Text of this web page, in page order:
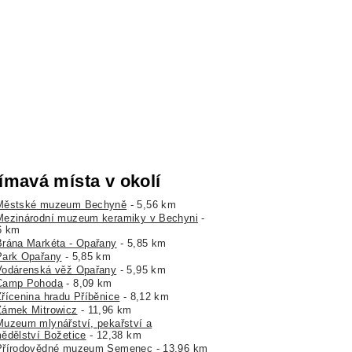
místa v okolí
muzeum Bechyně - 5,56 km
muzeum keramiky v Bechyni -
km
Markéta - Opařany - 5,85 km
Opařany - 5,85 km
věž Opařany - 5,95 km
Pohoda- 8,09 km
hradu Příběnice - 8,12 km
Mitrowicz - 11,96 km
mlynářství, pekařství a
Božetice - 12,38 km
muzeum Semenec - 13,96 km